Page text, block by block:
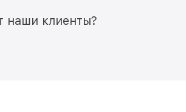
наши клиенты?